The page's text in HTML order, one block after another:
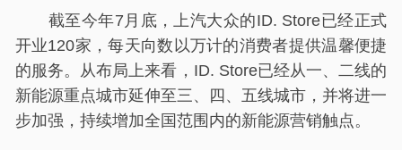
截至今年7月底，上汽大众的ID. Store已经正式
开业120家，每天向数以万计的消费者提供温馨便捷
的服务。从布局上来看，ID. Store已经从一、二线的
新能源重点城市延伸至三、四、五线城市，并将进一
步加强，持续增加全国范围内的新能源营销触点。